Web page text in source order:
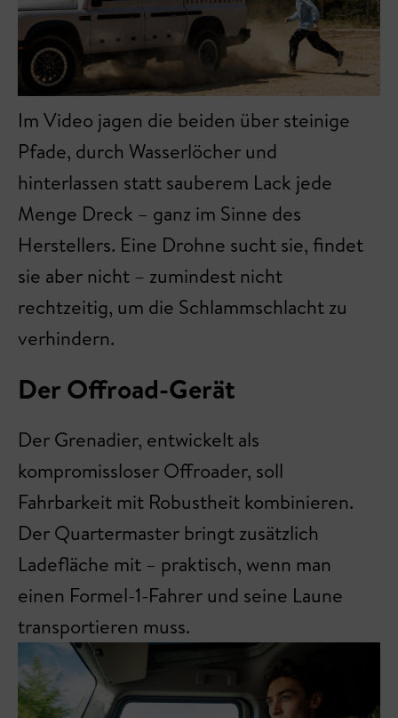
Im Video jagen die beiden über steinige
Pfade, durch Wasserlöcher und
hinterlassen statt sauberem Lack jede
Menge Dreck – ganz im Sinne des
Herstellers. Eine Drohne sucht sie, findet
sie aber nicht – zumindest nicht
rechtzeitig, um die Schlammschlacht zu
verhindern.
Der Offroad-Gerät
Der Grenadier, entwickelt als
kompromissloser Offroader, soll
Fahrbarkeit mit Robustheit kombinieren.
Der Quartermaster bringt zusätzlich
Ladefläche mit – praktisch, wenn man
einen Formel-1-Fahrer und seine Laune
transportieren muss.